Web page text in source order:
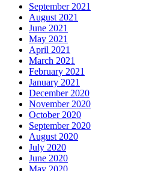
September 2021
August 2021
June 2021
May 2021
April 2021
March 2021
February 2021
January 2021
December 2020
November 2020
October 2020
September 2020
August 2020
July 2020
June 2020